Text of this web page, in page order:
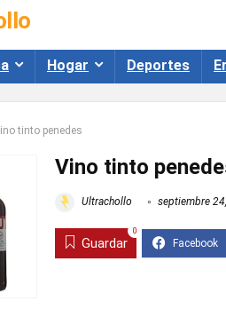
Hogar Deportes
tinto penedes
Vino tinto
Ultrachollo septiembre
Guardar
0